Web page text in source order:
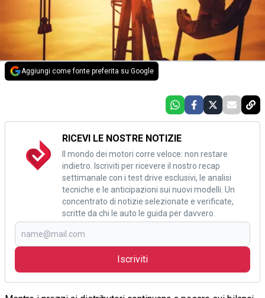
Aggiungi come fonte preferita su Google
RICEVI LE NOSTRE NOTIZIE
Il mondo dei motori corre veloce: non restare
indietro. Iscriviti per ricevere il nostro recap
settimanale con i test drive esclusivi, le analisi
tecniche e le anticipazioni sui nuovi modelli. Un
concentrato di notizie selezionate e verificate,
scritte da chi le auto le guida per davvero.
Iscriviti